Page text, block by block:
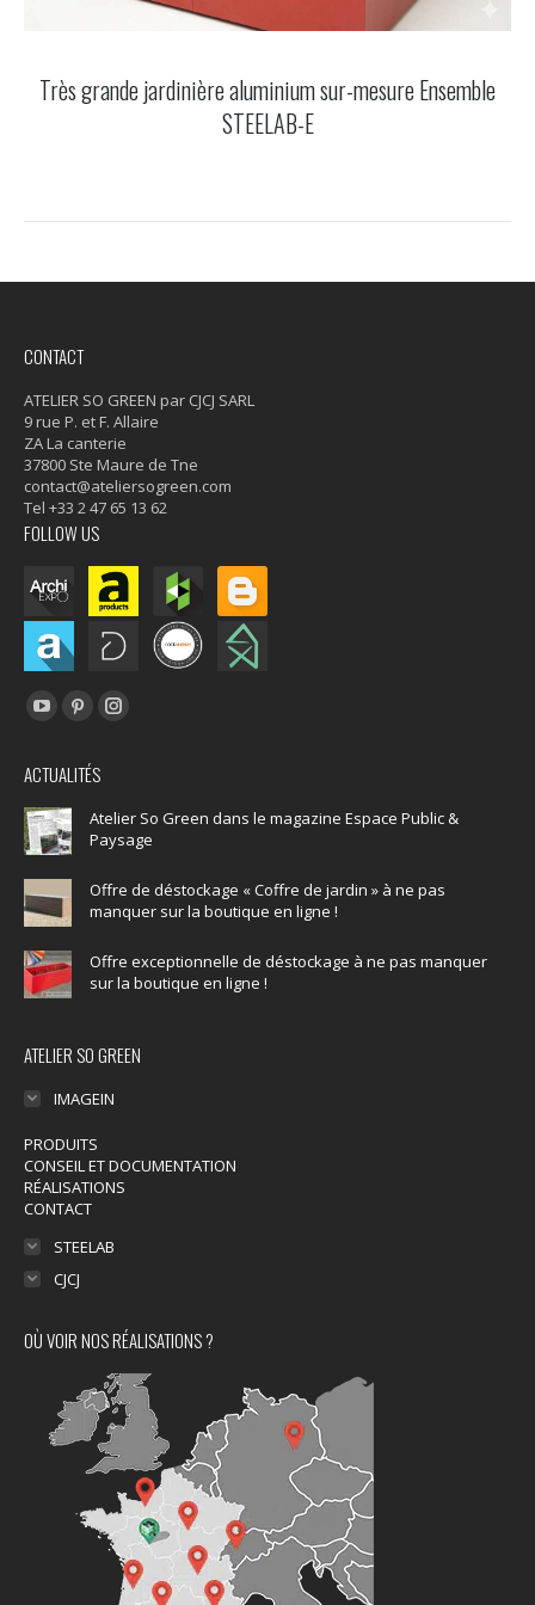
Très grande jardinière aluminium sur-mesure Ensemble
STEELAB-E
CONTACT
ATELIER SO GREEN par CJCJ SARL
9 rue P. et F. Allaire
ZA La canterie
37800 Ste Maure de Tne
contact@ateliersogreen.com
Tel +33 2 47 65 13 62
FOLLOW US
Trouvez nous sur :
YouTube
opens
in
new
window
Pinterest
opens
new
Instagram
in
new
ACTUALITÉS
Atelier So Green dans le magazine Espace Public &
Paysage
Offre de déstockage « Coffre de jardin » à ne pas
manquer sur la boutique en ligne !
Offre exceptionnelle de déstockage à ne pas manquer
sur la boutique en ligne !
ATELIER SO GREEN
IMAGEIN
PRODUITS
CONSEIL ET DOCUMENTATION
RÉALISATIONS
CONTACT
STEELAB
CJCJ
OÙ VOIR NOS RÉALISATIONS ?